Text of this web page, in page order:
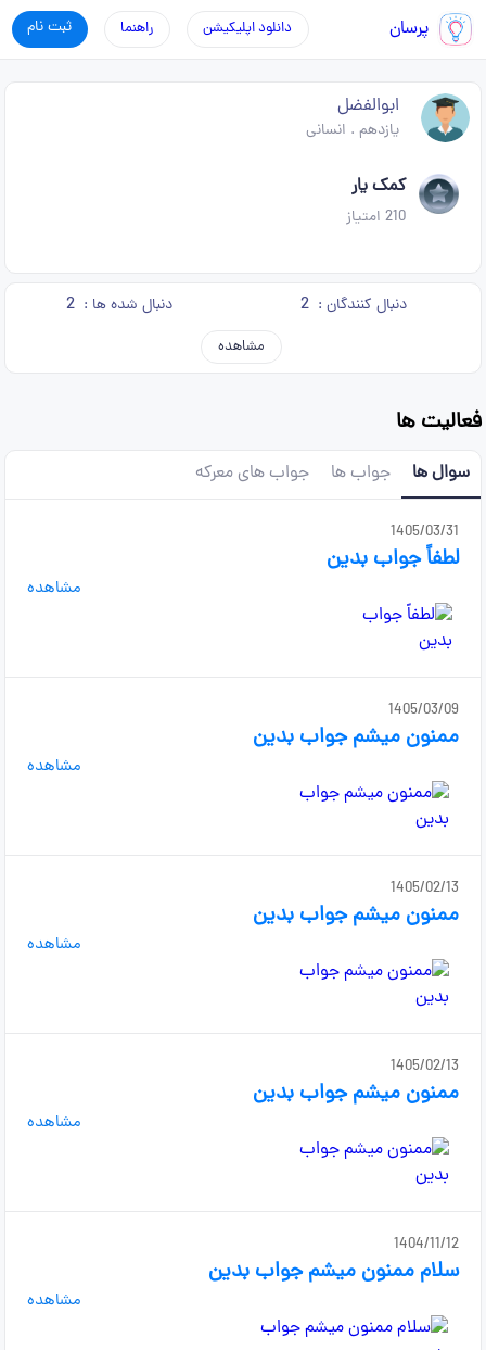
پرسان ثبت نام راهنما دانلود اپلیکیشن
ابوالفضل
یازدهم . انسانی
کمک یار
210 امتیاز
دنبال کنندگان : 2 دنبال شده ها : 2
مشاهده
فعالیت ها
سوال ها جواب ها جواب های معرکه
1405/03/31
لطفاً جواب بدین
مشاهده
1405/03/09
ممنون میشم جواب بدین
مشاهده
1405/02/13
ممنون میشم جواب بدین
مشاهده
1405/02/13
ممنون میشم جواب بدین
مشاهده
1404/11/12
سلام ممنون میشم جواب بدین
مشاهده